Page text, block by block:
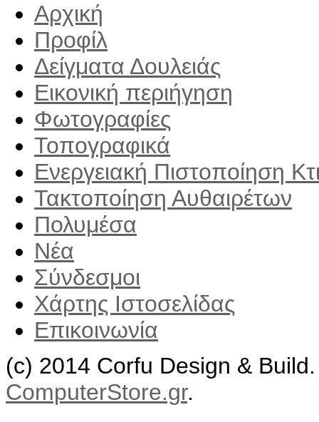
Αρχική
Προφίλ
Δείγματα Δουλειάς
Εικονική περιήγηση
Φωτογραφίες
Τοπογραφικά
Ενεργειακή Πιστοποίηση
Τακτοποίηση Αυθαιρέτων
Πολυμέσα
Νέα
Σύνδεσμοι
Χάρτης Ιστοσελίδας
Επικοινωνία
(c) 2014 Corfu Design &
ComputerStore.gr.